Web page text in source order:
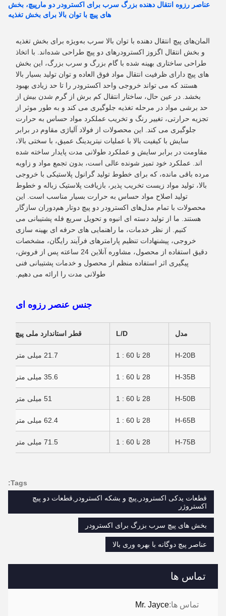
تماس ها
تماس ها:Mr. Jayce
عناصر رزوه انتقال دهنده بزرگ سرب برای اکسترودر دو مارپیچ، بخش
های پیچ با توان بالا برای بخش تغذیه
المان‌های پیچ انتقال دهنده با توان بالا سرب به‌ویژه برای بخش تغذیه
و بخش انتقال اگزوز اکسترودرهای دو پیچ طراحی شده‌اند. با اتخاذ
طراحی ساختاری بهینه شده با گام بزرگ و سرب بزرگ، این بخش
های پیچ دارای ظرفیت انتقال مواد فوق العاده و توان تولید بسیار بالا
هستند که می تواند خروجی واحد اکسترودر را تا حد زیادی بهبود
بخشد. در عین حال، ساختار انتقال کم برش از گرم شدن بیش از
حد برشی مواد در مرحله تغذیه جلوگیری می کند و به طور موثر از
تجزیه حرارتی، تغییر رنگ و تخریب عملکرد مواد حساس به حرارت
جلوگیری می کند. این محصولات از فولاد آلیاژی مقاوم در برابر
سایش با کیفیت بالا با عملیات نیتریدینگ عمیق، با سختی بالا،
مقاومت در برابر سایش و عملکرد طولانی مدت پایدار ساخته شده
اند. عملکرد خود تمیز شونده عالی است، بدون تجمع مواد و زاویه
مرده باقی مانده، که برای خطوط تولید گرانول پلاستیکی با خروجی
بالا، تولید مواد زیست تخریب پذیر، بازیافت پلاستیک زباله و خطوط
تولید اصلاح مواد حساس به حرارت بسیار مناسب است. این
محصولات با تمام مدل‌های اکسترودر دو پیچ دوتار هم‌دوران سازگار
هستند. ما از تولید دسته ای انبوه و تحویل سریع فله پشتیبانی می
کنیم. از نظر خدمات، ما راهنمایی های حرفه ای بهینه سازی
خروجی، پیشنهادات تنظیم پارامترهای فرآیند رایگان، مشخصات
دقیق استفاده از محصول، مشاوره آنلاین 24 ساعته پس از فروش،
پیگیری اثر استفاده منظم از محصول و خدمات پشتیبانی فنی
طولانی مدت را ارائه می دهیم.
جنس عنصر رزوه ای
مدل L/D قطر استاندارد ملی پیچ
H-20B 28 تا 60 : 1 21.7 میلی متر
H-35B 28 تا 60 : 1 35.6 میلی متر
H-50B 28 تا 60 : 1 51 میلی متر
H-65B 28 تا 60 : 1 62.4 میلی متر
H-75B 28 تا 60 : 1 71.5 میلی متر
Tags:
قطعات یدکی اکسترودر,پیچ و بشکه اکسترودر,قطعات دو پیچ
اکستروژر
بخش های پیچ سرب بزرگ برای اکسترودر
عناصر پیچ دوگانه با بهره وری بالا